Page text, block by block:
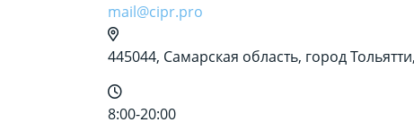
mail@cipr.pro
445044, Самарская область, город
8:00-20:00